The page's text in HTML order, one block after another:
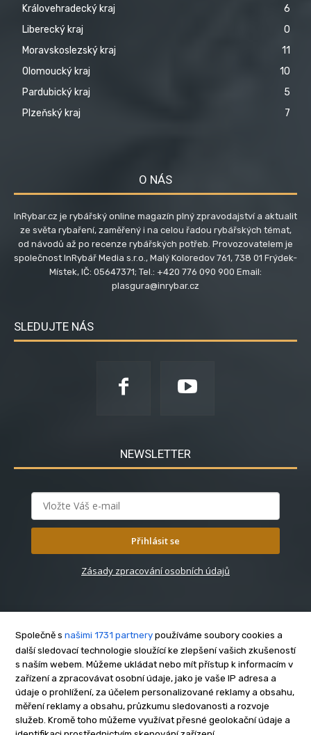
Královehradecký kraj
6
Liberecký kraj
0
Moravskoslezský kraj
11
Olomoucký kraj
10
Pardubický kraj
5
Plzeňský kraj
7
O NÁS
InRybar.cz je rybářský online magazín plný zpravodajství a aktualit
ze světa rybaření, zaměřený i na celou řadou rybářských témat,
od návodů až po recenze rybářských potřeb. Provozovatelem je
společnost InRybář Media s.r.o., Malý Koloredov 761, 738 01 Frýdek-
Místek, IČ: 05647371; Tel.: +420 776 090 900 Email:
plasgura@inrybar.cz
SLEDUJTE NÁS
NEWSLETTER
Přihlásit se
Zásady zpracování osobních údajů
O nás
Kontakt
Reklama
Zásady soukromí
Společně s našimi 1731 partnery používáme soubory cookies a
další sledovací technologie sloužící ke zlepšení vašich zkušeností
s naším webem. Můžeme ukládat nebo mít přístup k informacím v
zařízení a zpracovávat osobní údaje, jako je vaše IP adresa a
údaje o prohlížení, za účelem personalizované reklamy a obsahu,
měření reklamy a obsahu, průzkumu sledovanosti a rozvoje
služeb. Kromě toho můžeme využívat přesné geolokační údaje a